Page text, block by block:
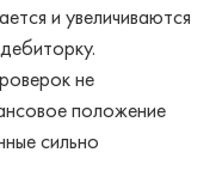
и увеличиваются
не
положение
сильно